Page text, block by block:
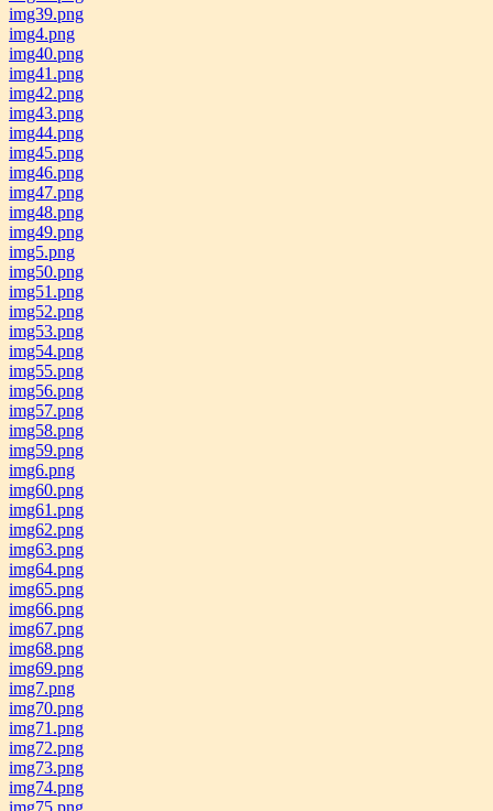
img39.png
img4.png
img40.png
img41.png
img42.png
img43.png
img44.png
img45.png
img46.png
img47.png
img48.png
img49.png
img5.png
img50.png
img51.png
img52.png
img53.png
img54.png
img55.png
img56.png
img57.png
img58.png
img59.png
img6.png
img60.png
img61.png
img62.png
img63.png
img64.png
img65.png
img66.png
img67.png
img68.png
img69.png
img7.png
img70.png
img71.png
img72.png
img73.png
img74.png
img75.png